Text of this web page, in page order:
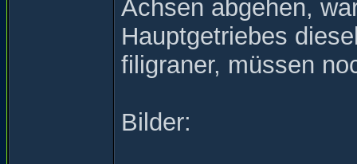
Achsen abgehen,
Hauptgetriebes
filigraner, müssen
Bilder: